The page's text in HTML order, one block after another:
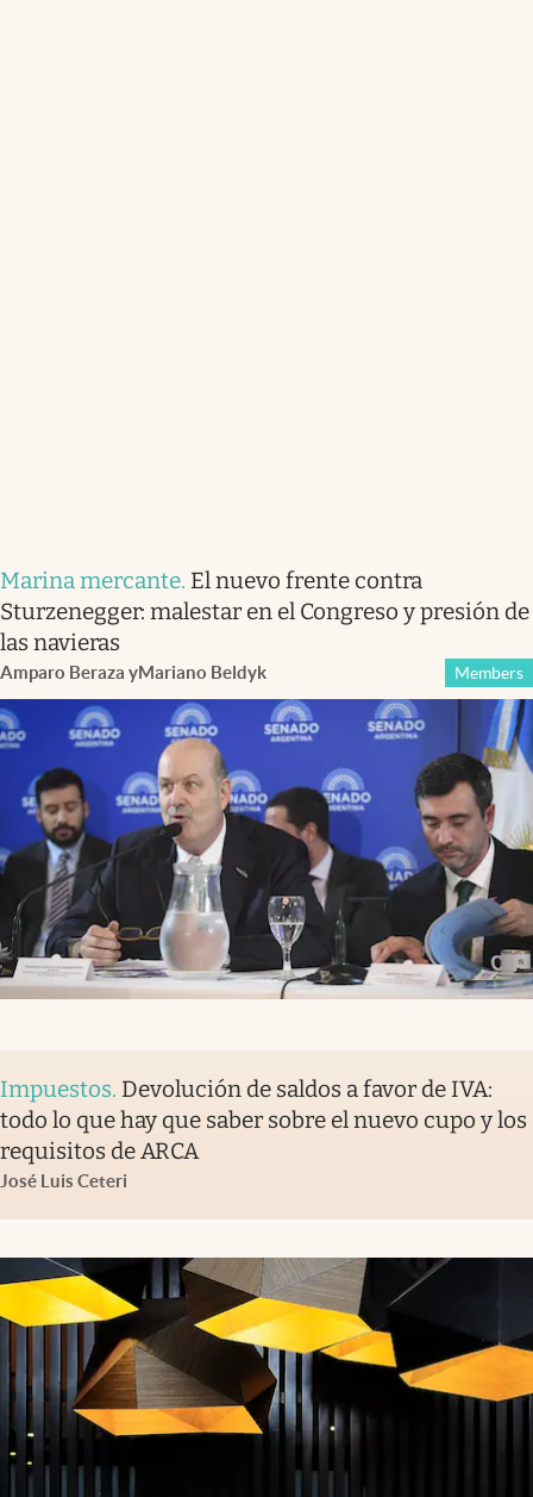
Marina mercante. El nuevo frente contra
Sturzenegger: malestar en el Congreso y presión de
las navieras
Amparo Beraza yMariano Beldyk Members
Impuestos. Devolución de saldos a favor de IVA:
todo lo que hay que saber sobre el nuevo cupo y los
requisitos de ARCA
José Luis Ceteri